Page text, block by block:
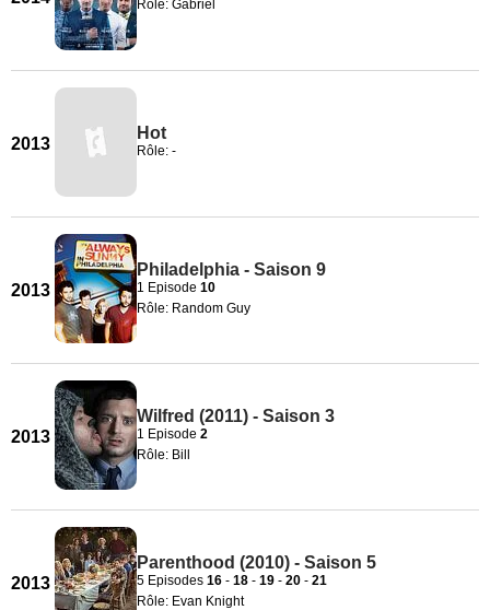
Rôle: Gabriel
2013
Hot
Rôle: -
2013
Philadelphia - Saison 9
1 Episode 10
Rôle: Random Guy
2013
Wilfred (2011) - Saison 3
1 Episode 2
Rôle: Bill
2013
Parenthood (2010) - Saison 5
5 Episodes 16 - 18 - 19 - 20 - 21
Rôle: Evan Knight